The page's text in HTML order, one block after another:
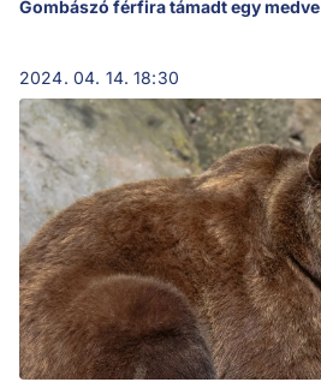
Gombászó férfira támadt egy medve
2024. 04. 14. 18:30